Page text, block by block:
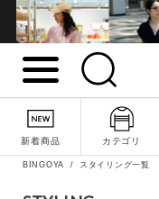
新着商品 カテゴリ
BINGOYA スタイリング一覧